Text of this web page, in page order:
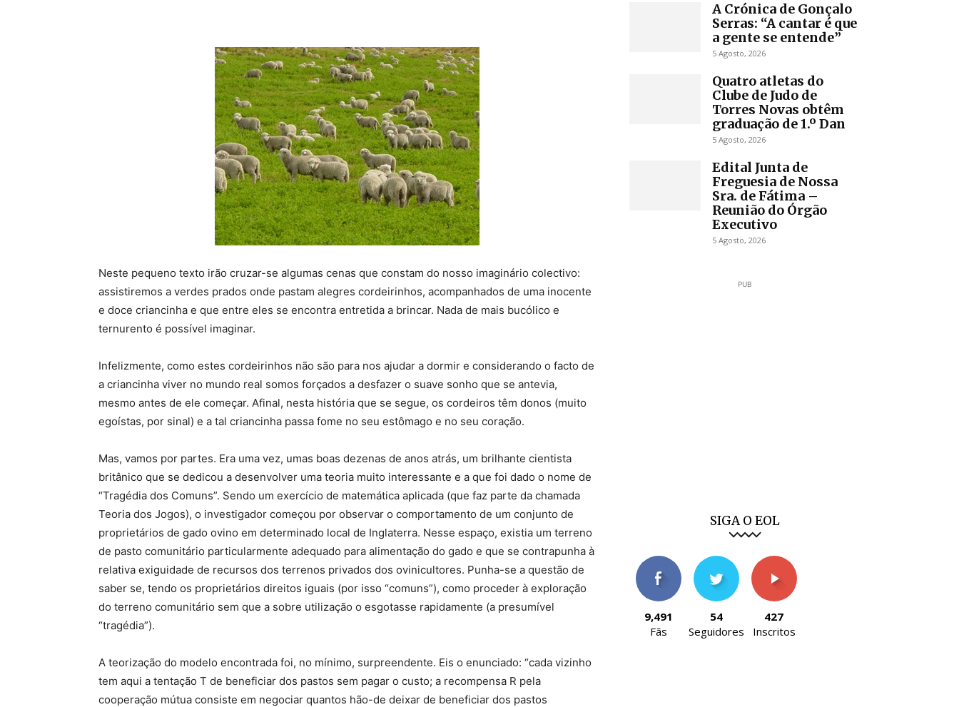
Neste pequeno texto irão cruzar-se algumas cenas que constam do nosso imaginário colectivo:
assistiremos a verdes prados onde pastam alegres cordeirinhos, acompanhados de uma inocente
e doce criancinha e que entre eles se encontra entretida a brincar. Nada de mais bucólico e
ternurento é possível imaginar.
Infelizmente, como estes cordeirinhos não são para nos ajudar a dormir e considerando o facto de
a criancinha viver no mundo real somos forçados a desfazer o suave sonho que se antevia,
mesmo antes de ele começar. Afinal, nesta história que se segue, os cordeiros têm donos (muito
egoístas, por sinal) e a tal criancinha passa fome no seu estômago e no seu coração.
Mas, vamos por partes. Era uma vez, umas boas dezenas de anos atrás, um brilhante cientista
britânico que se dedicou a desenvolver uma teoria muito interessante e a que foi dado o nome de
“Tragédia dos Comuns”. Sendo um exercício de matemática aplicada (que faz parte da chamada
Teoria dos Jogos), o investigador começou por observar o comportamento de um conjunto de
proprietários de gado ovino em determinado local de Inglaterra. Nesse espaço, existia um terreno
de pasto comunitário particularmente adequado para alimentação do gado e que se contrapunha à
relativa exiguidade de recursos dos terrenos privados dos ovinicultores. Punha-se a questão de
saber se, tendo os proprietários direitos iguais (por isso “comuns”), como proceder à exploração
do terreno comunitário sem que a sobre utilização o esgotasse rapidamente (a presumível
“tragédia”).
A teorização do modelo encontrada foi, no mínimo, surpreendente. Eis o enunciado: “cada vizinho
tem aqui a tentação T de beneficiar dos pastos sem pagar o custo; a recompensa R pela
cooperação mútua consiste em negociar quantos hão-de deixar de beneficiar dos pastos
A Crónica de Gonçalo
Serras: “A cantar é que
a gente se entende”
5 Agosto, 2026
Quatro atletas do
Clube de Judo de
Torres Novas obtêm
graduação de 1.º Dan
5 Agosto, 2026
Edital Junta de
Freguesia de Nossa
Sra. de Fátima –
Reunião do Órgão
Executivo
5 Agosto, 2026
PUB
SIGA O EOL
9,491
Fãs
54
Seguidores
427
Inscritos